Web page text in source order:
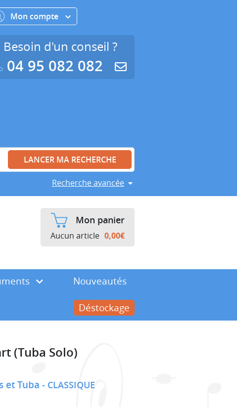
Recherche avancée
Mon compte
Besoin d'un conseil ?
04 95 082 082
Mon panier
Aucun article 0,00€
Nouveautés
Déstockage
(Tuba Solo)
et Tuba CLASSIQUE